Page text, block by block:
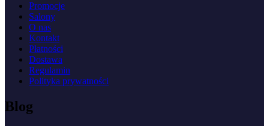
Promocje
Salony
O nas
Kontakt
Płatności
Dostawa
Regulamin
Polityka prywatności
Blog